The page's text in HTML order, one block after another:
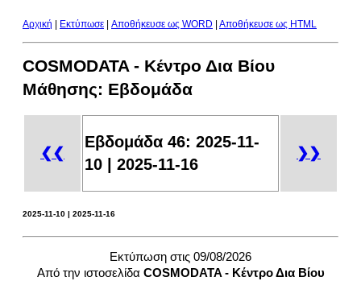
Αρχική Εκτύπωσε Aποθήκευσε ως WORD Aποθήκευσε ως HTML
COSMODATA - Κέντρο Δια Βίου
Μάθησης: Eβδομάδα
❮❮
Eβδομάδα 46: 2025-11-
10 | 2025-11-16
❯❯
2025-11-10 | 2025-11-16
Εκτύπωση στις 09/08/2026
Από την ιστοσελίδα COSMODATA - Κέντρο Δια Βίου